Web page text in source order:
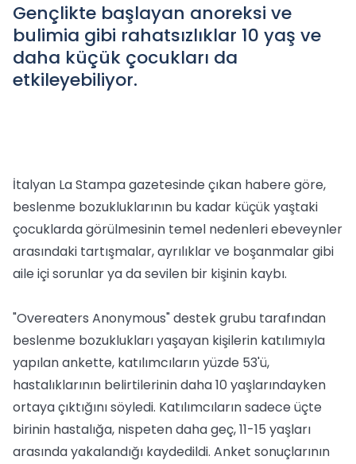
Gençlikte başlayan anoreksi ve
bulimia gibi rahatsızlıklar 10 yaş ve
daha küçük çocukları da
etkileyebiliyor.
İtalyan La Stampa gazetesinde çıkan habere göre,
beslenme bozukluklarının bu kadar küçük yaştaki
çocuklarda görülmesinin temel nedenleri ebeveynler
arasındaki tartışmalar, ayrılıklar ve boşanmalar gibi
aile içi sorunlar ya da sevilen bir kişinin kaybı.
"Overeaters Anonymous" destek grubu tarafından
beslenme bozuklukları yaşayan kişilerin katılımıyla
yapılan ankette, katılımcıların yüzde 53'ü,
hastalıklarının belirtilerinin daha 10 yaşlarındayken
ortaya çıktığını söyledi. Katılımcıların sadece üçte
birinin hastalığa, nispeten daha geç, 11-15 yaşları
arasında yakalandığı kaydedildi. Anket sonuçlarının